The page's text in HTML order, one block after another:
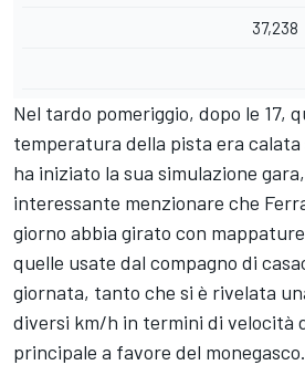
37,238
Nel tardo pomeriggio, dopo le 17,
temperatura della pista era calata
ha iniziato la sua simulazione
interessante menzionare che
giorno abbia girato con
quelle usate dal compagno di
giornata, tanto che si è rivelata
diversi km/h in termini di velocità
principale a favore del monegasco.